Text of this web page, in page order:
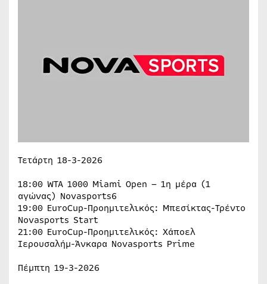
Τετάρτη 18-3-2026
18:00 WTA 1000 Miami Open – 1η μέρα (1
αγώνας) Novasports6
19:00 EuroCup-Προημιτελικός: Μπεσίκτας-Τρέντο
Novasports Start
21:00 EuroCup-Προημιτελικός: Χάποελ
Ιερουσαλήμ-Άνκαρα Novasports Prime
Πέμπτη 19-3-2026